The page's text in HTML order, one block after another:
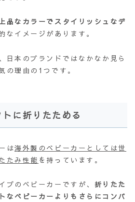
品なカラーでスタイリッシュなデ
なイメージがあります。
日本のブランドではなかなか見ら
の理由の1つです。
に折りたためる
は海外製のベビーカーとしては世
たみ性能 を持っています。
プのベビーカーですが、 折りたた
なベビーカーよりもさらにコンパ